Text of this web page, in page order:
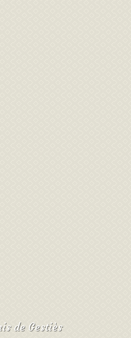
de Gestiès